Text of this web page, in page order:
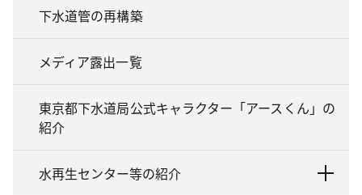
下水道管の再構築
メディア露出一覧
東京都下水道局公式キャラクター「アースくん」の
紹介
水再生センター等の紹介